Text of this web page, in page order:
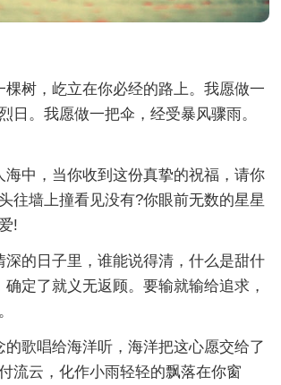
树，屹立在你必经的路上。我愿做一
日。我愿做一把伞，经受暴风骤雨。
中，当你收到这份真挚的祝福，请你
往墙上撞看见没有?你眼前无数的星星
!
的日子里，谁能说得清，什么是甜什
定了就义无返顾。要输就输给追求，
歌唱给海洋听，海洋把这心愿交给了
流云，化作小雨轻轻的飘落在你窗